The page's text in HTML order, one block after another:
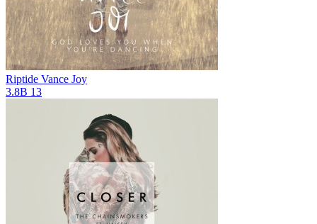
Riptide Vance Joy
3.8B 13